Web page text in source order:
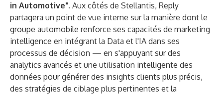
in Automotive". Aux côtés de Stellantis, Reply
partagera un point de vue interne sur la manière dont le
groupe automobile renforce ses capacités de marketing
intelligence en intégrant la Data et l'IA dans ses
processus de décision — en s'appuyant sur des
analytics avancés et une utilisation intelligente des
données pour générer des insights clients plus précis,
des stratégies de ciblage plus pertinentes et la